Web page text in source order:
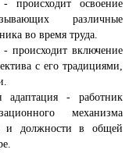
освоение
различные
во время труда.
происходит включение
с его традициями,
- работник
механизма
и должности в общей